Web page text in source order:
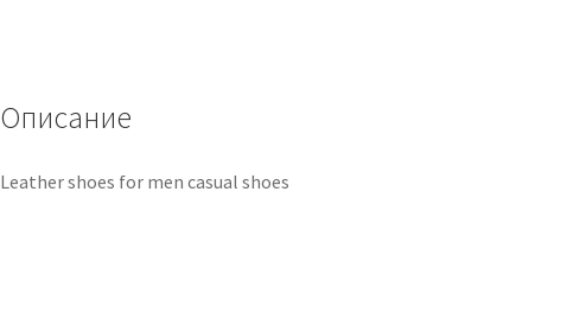
Описание
Leather shoes for men casual shoes